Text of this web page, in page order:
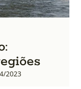
2023